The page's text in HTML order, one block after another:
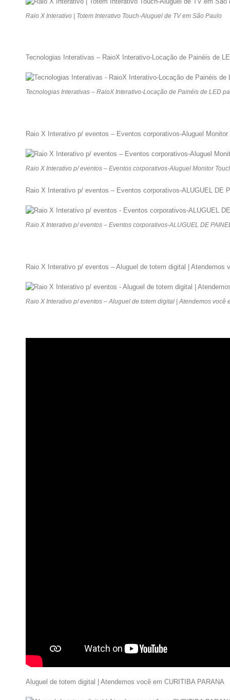
Raio X Interativo | Totem Interativo Touch-Aluguel de TV em São Paulo
Tecnologias Interativas – RaioX Interativo-Locação de Painéis de
Tecnologias Interativas – RaioX Interativo-Locação de Painéis de LED
Raio X Interativo p/ eventos – Eventos corporativos-Aluguel
Raio X Interativo p/ eventos – Eventos corporativos-Aluguel Monitor
Raio X Interativo p/ eventos – Eventos corporativos-ALUGUEL DE
Raio X Interativo p/ eventos – Eventos corporativos-ALUGUEL DE
Raio X Interativo p/ eventos – Aluguel de totem digital | Atendemos
Raio X Interativo p/ eventos – Aluguel de totem digital | Atendemos você
Aluguel de totem digital | Atendemos você em CURITIBA PARANA